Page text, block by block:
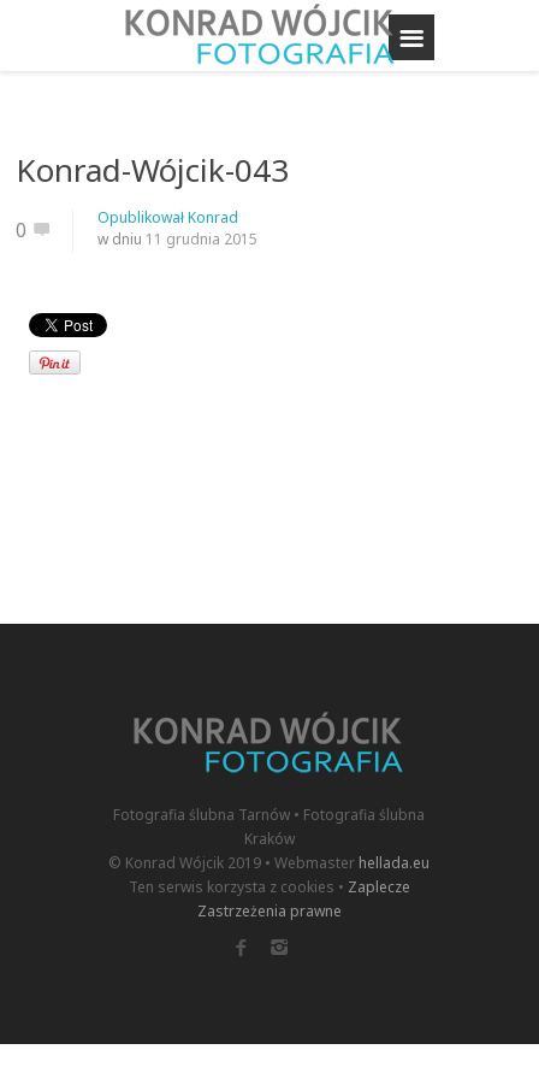
Konrad-Wójcik-043
0 OpublikowałKonrad
w dniu 11 grudnia 2015
Fotografia ślubna Tarnów • Fotografia ślubna
Kraków
© Konrad Wójcik 2019 • Webmaster hellada.eu
Ten serwis korzysta z cookies • Zaplecze
Zastrzeżenia prawne